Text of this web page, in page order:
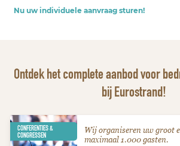
Nu uw individuele aanvraag sturen!
Ontdek het complete aanbod voor
bij Eurostrand!
CONFERENTIES &
CONGRESSEN
Wij organiseren uw groot
maximaal 1.000 gasten.